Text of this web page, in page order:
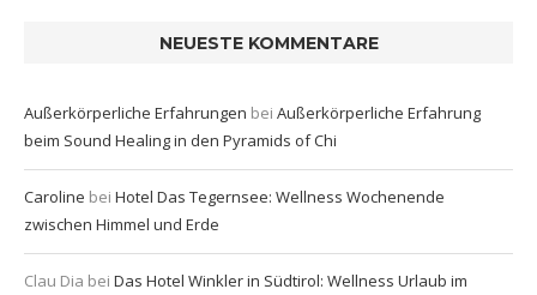
NEUESTE KOMMENTARE
Außerkörperliche Erfahrungen bei Außerkörperliche Erfahrung
beim Sound Healing in den Pyramids of Chi
Caroline bei Hotel Das Tegernsee: Wellness Wochenende
zwischen Himmel und Erde
Clau Dia bei Das Hotel Winkler in Südtirol: Wellness Urlaub im